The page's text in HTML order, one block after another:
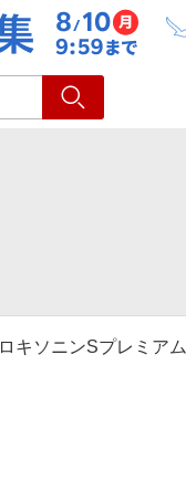
キソニンSプレミア